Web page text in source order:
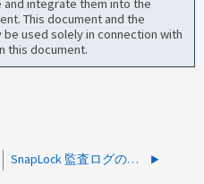
integrate them into the
This document and the
used solely in connection with
this document.
SnapLock 監査ログの最小保持期間はどれくらいですか？